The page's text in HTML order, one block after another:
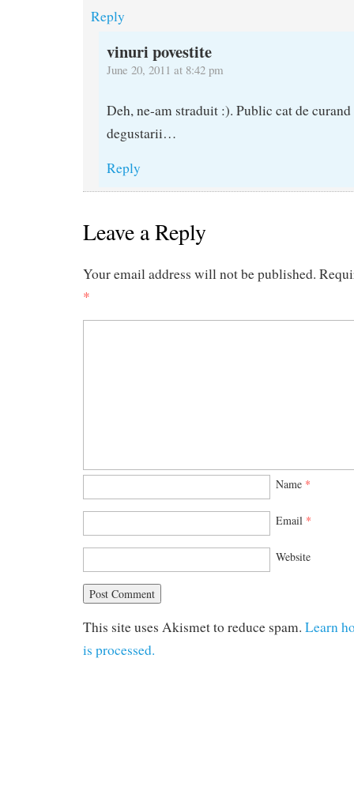
Reply
vinuri povestite
June 20, 2011 at 8:42 pm
Deh, ne-am straduit :). Public cat de curand
degustarii…
Reply
Leave a Reply
Your email address will not be published.
*
Name *
Email *
Website
This site uses Akismet to reduce spam. Learn
is processed.